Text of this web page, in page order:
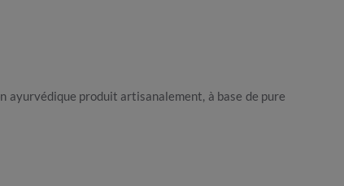
ayurvédique produit artisanalement, à base de pure